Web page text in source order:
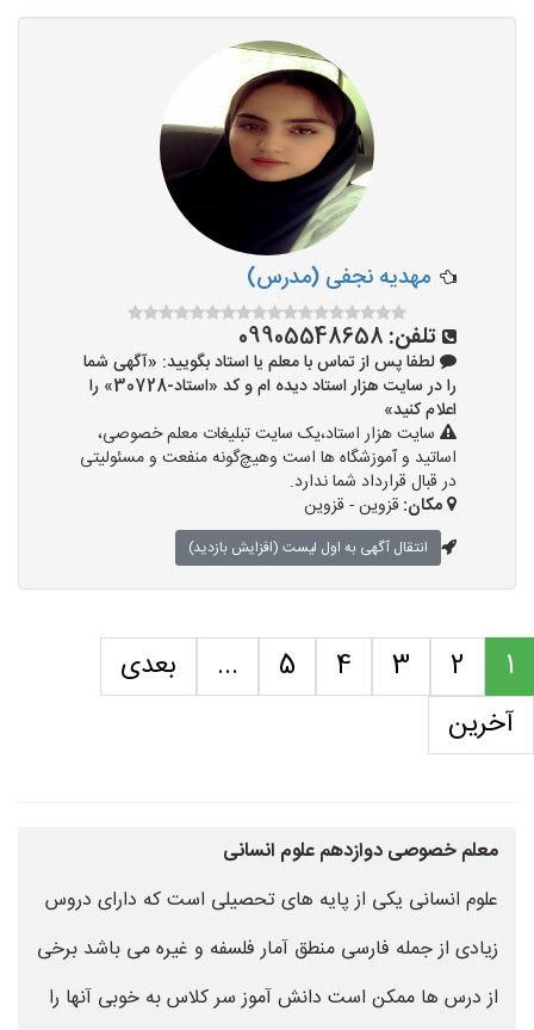
مهدیه نجفی (مدرس)
تلفن: 09905548658
لطفا پس از تماس با معلم یا استاد بگویید: «آگهی شما
را در سایت هزار استاد دیده ام و کد «استاد-30728» را
اعلام کنید»
سایت هزار استاد،یک سایت تبلیغات معلم خصوصی،
اساتید و آموزشگاه ها است وهیچ‌گونه منفعت و مسئولیتی
در قبال قرارداد شما ندارد.
مکان: قزوین - قزوین
انتقال آگهی به اول لیست (افزایش بازدید)
1
2
3
4
5
...
بعدی
آخرین
معلم خصوصی دوازدهم علوم انسانی
علوم انسانی یکی از پایه های تحصیلی است که دارای دروس
زیادی از جمله فارسی منطق آمار فلسفه و غیره می باشد برخی
از درس ها ممکن است دانش آموز سر کلاس به خوبی آنها را